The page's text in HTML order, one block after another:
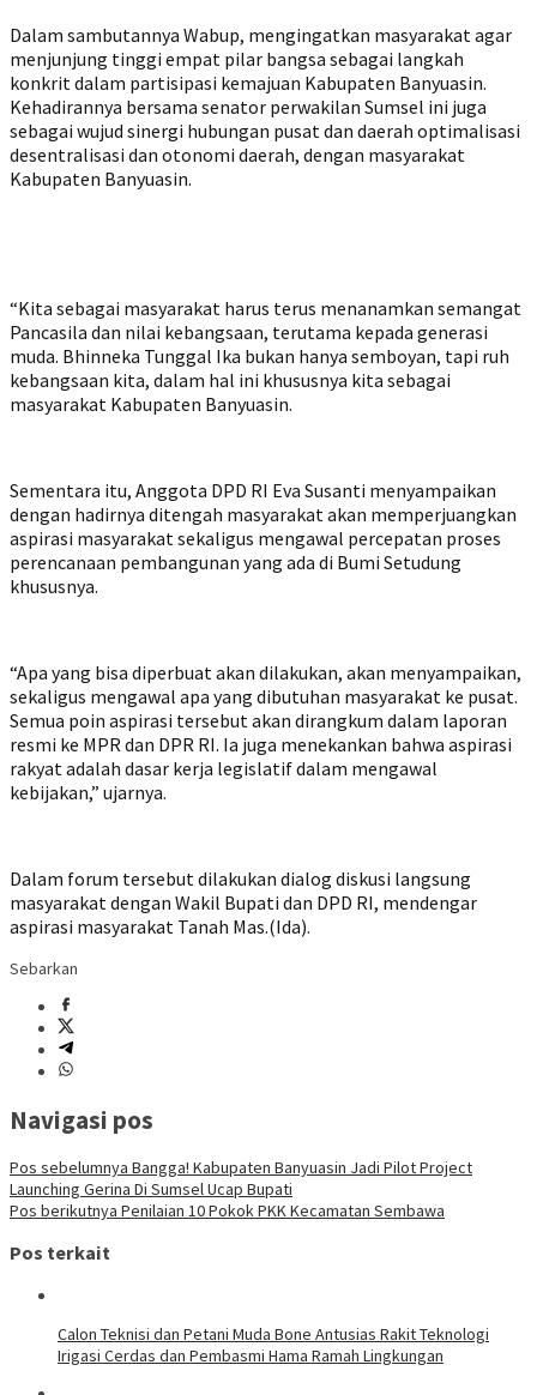
Dalam sambutannya Wabup, mengingatkan masyarakat agar
menjunjung tinggi empat pilar bangsa sebagai langkah
konkrit dalam partisipasi kemajuan Kabupaten Banyuasin.
Kehadirannya bersama senator perwakilan Sumsel ini juga
sebagai wujud sinergi hubungan pusat dan daerah optimalisasi
desentralisasi dan otonomi daerah, dengan masyarakat
Kabupaten Banyuasin.
“Kita sebagai masyarakat harus terus menanamkan semangat
Pancasila dan nilai kebangsaan, terutama kepada generasi
muda. Bhinneka Tunggal Ika bukan hanya semboyan, tapi ruh
kebangsaan kita, dalam hal ini khususnya kita sebagai
masyarakat Kabupaten Banyuasin.
Sementara itu, Anggota DPD RI Eva Susanti menyampaikan
dengan hadirnya ditengah masyarakat akan memperjuangkan
aspirasi masyarakat sekaligus mengawal percepatan proses
perencanaan pembangunan yang ada di Bumi Setudung
khususnya.
“Apa yang bisa diperbuat akan dilakukan, akan menyampaikan,
sekaligus mengawal apa yang dibutuhan masyarakat ke pusat.
Semua poin aspirasi tersebut akan dirangkum dalam laporan
resmi ke MPR dan DPR RI. Ia juga menekankan bahwa aspirasi
rakyat adalah dasar kerja legislatif dalam mengawal
kebijakan,” ujarnya.
Dalam forum tersebut dilakukan dialog diskusi langsung
masyarakat dengan Wakil Bupati dan DPD RI, mendengar
aspirasi masyarakat Tanah Mas.(Ida).
Sebarkan
Navigasi pos
Pos sebelumnya Bangga! Kabupaten Banyuasin Jadi Pilot Project
Launching Gerina Di Sumsel Ucap Bupati
Pos berikutnya Penilaian 10 Pokok PKK Kecamatan Sembawa
Pos terkait
Calon Teknisi dan Petani Muda Bone Antusias Rakit Teknologi
Irigasi Cerdas dan Pembasmi Hama Ramah Lingkungan